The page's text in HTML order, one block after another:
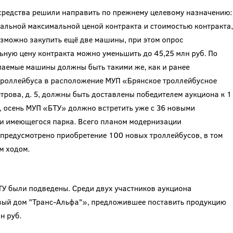
решили направить по прежнему целевому назначению:
максимальной ценой контракта и стоимостью контракта,
закупить ещё две машины, при этом опрос
цену контракта можно уменьшить до 45,25 млн руб. По
машины должны быть такими же, как и ранее
в расположение МУП «Брянское троллейбусное
д. 5, должны быть доставлены победителем аукциона к 1
осень МУП «БТУ» должно встретить уже с 36 новыми
имеющегося парка. Всего планом модернизации
приобретение 100 новых троллейбусов, в том
ходом.
были подведены. Среди двух участников аукциона
дом "Транс-Альфа"», предложившее поставить продукцию
руб.